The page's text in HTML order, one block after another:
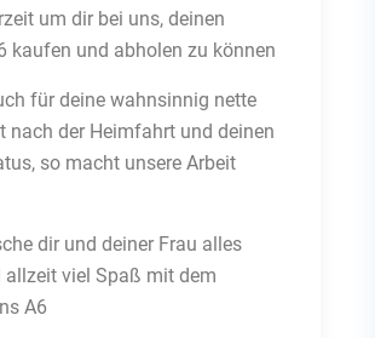
um dir bei uns, deinen
kaufen und abholen zu können
für deine wahnsinnig nette
nach der Heimfahrt und deinen
so macht unsere Arbeit
dir und deiner Frau alles
allzeit viel Spaß mit dem
A6